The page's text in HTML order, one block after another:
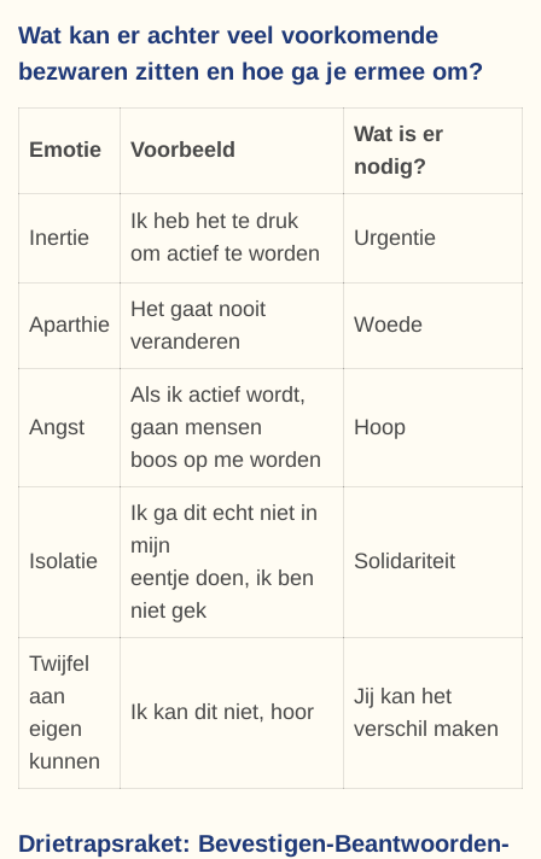
Wat kan er achter veel voorkomende
bezwaren zitten en hoe ga je ermee om?
Emotie Voorbeeld
Wat is er
nodig?
Inertie
Ik heb het te druk
om actief te worden
Urgentie
Aparthie
Het gaat nooit
veranderen
Woede
Angst
Als ik actief wordt,
gaan mensen
boos op me worden
Hoop
Isolatie
Ik ga dit echt niet in
mijn
eentje doen, ik ben
niet gek
Solidariteit
Twijfel
aan
eigen
kunnen
Ik kan dit niet, hoor
Jij kan het
verschil maken
Drietrapsraket: Bevestigen-Beantwoorden-